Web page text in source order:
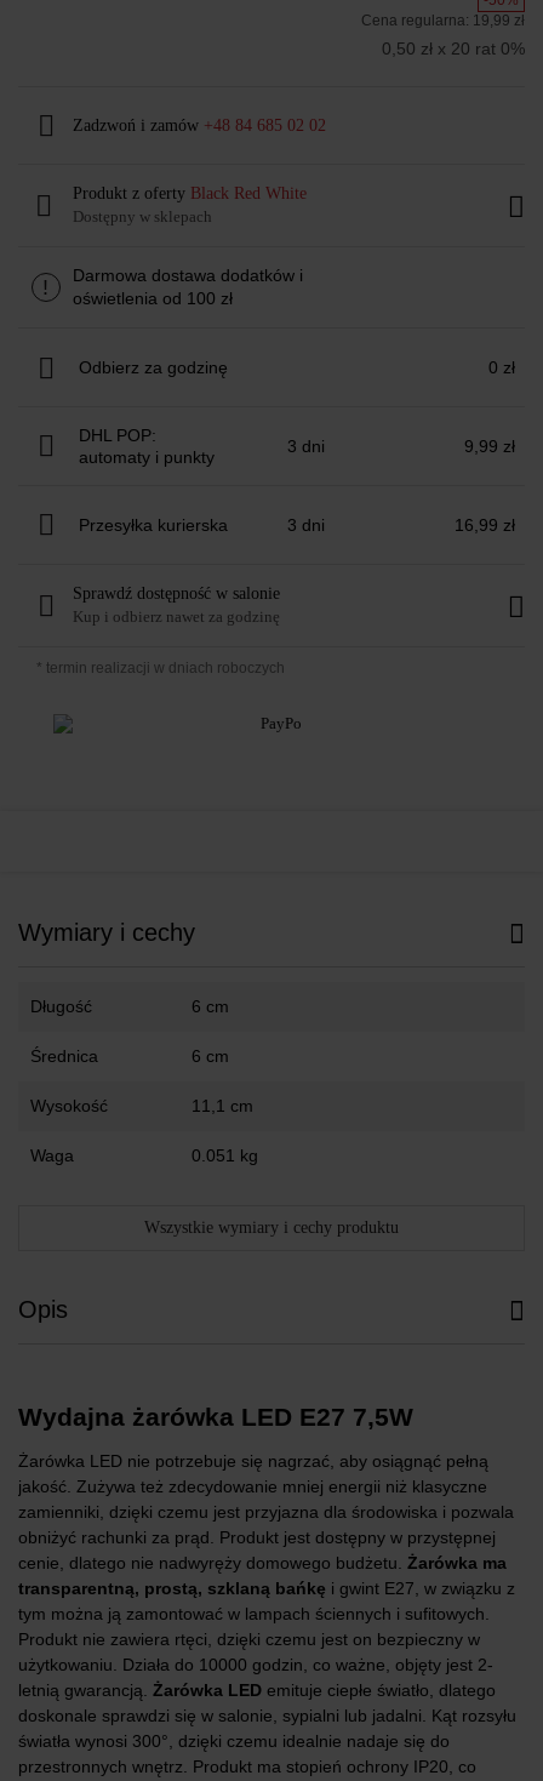
Cena regularna: 19,99 zł
0,50 zł x 20 rat 0%
Zadzwoń i zamów +48 84 685 02 02
Produkt z oferty Black Red White
Dostępny w sklepach
!
Darmowa dostawa dodatków i
oświetlenia od 100 zł
Odbierz za godzinę 0 zł
DHL POP:
automaty i punkty
3 dni 9,99 zł
Przesyłka kurierska 3 dni 16,99 zł
Sprawdź dostępność w salonie
Kup i odbierz nawet za godzinę
* termin realizacji w dniach roboczych
Wymiary i cechy
Długość 6 cm
Średnica 6 cm
Wysokość 11,1 cm
Waga 0.051 kg
Wszystkie wymiary i cechy produktu
Opis
Wydajna żarówka LED E27 7,5W
Żarówka LED nie potrzebuje się nagrzać, aby osiągnąć pełną
jakość. Zużywa też zdecydowanie mniej energii niż klasyczne
zamienniki, dzięki czemu jest przyjazna dla środowiska i pozwala
obniżyć rachunki za prąd. Produkt jest dostępny w przystępnej
cenie, dlatego nie nadwyręży domowego budżetu. Żarówka ma
transparentną, prostą, szklaną bańkę i gwint E27, w związku z
tym można ją zamontować w lampach ściennych i sufitowych.
Produkt nie zawiera rtęci, dzięki czemu jest on bezpieczny w
użytkowaniu. Działa do 10000 godzin, co ważne, objęty jest 2-
letnią gwarancją. Żarówka LED emituje ciepłe światło, dlatego
doskonale sprawdzi się w salonie, sypialni lub jadalni. Kąt rozsyłu
światła wynosi 300°, dzięki czemu idealnie nadaje się do
przestronnych wnętrz. Produkt ma stopień ochrony IP20, co